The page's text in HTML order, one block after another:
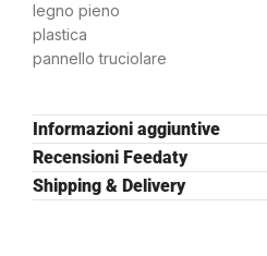
legno pieno
plastica
pannello truciolare
Informazioni aggiuntive
Recensioni Feedaty
Shipping & Delivery